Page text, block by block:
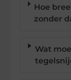
Hoe
zonder
Wat